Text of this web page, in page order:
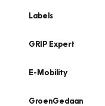
Labels
GRIP Expert
E-Mobility
GroenGedaan